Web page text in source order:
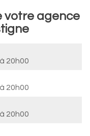
votre agence
20h00
20h00
20h00